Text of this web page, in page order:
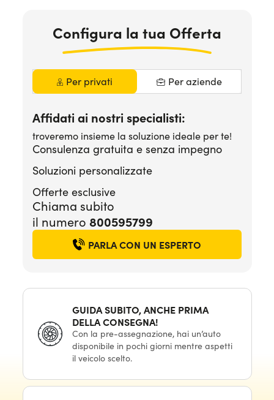
Configura la tua Offerta
Per privati Per aziende
Affidati ai nostri specialisti:
troveremo insieme la soluzione ideale per te!
Consulenza gratuita e senza impegno
Soluzioni personalizzate
Offerte esclusive
Chiama subito
il numero 800595799
PARLA CON UN ESPERTO
GUIDA SUBITO, ANCHE PRIMA
DELLA CONSEGNA!
Con la pre-assegnazione, hai un’auto
disponibile in pochi giorni mentre aspetti
il veicolo scelto.